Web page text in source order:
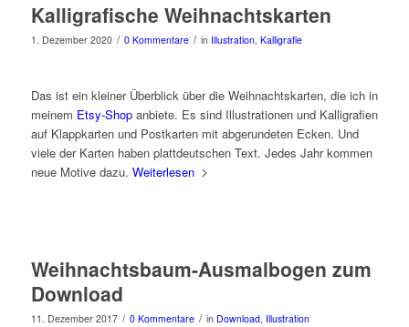
Kalligrafische Weihnachtskarten
1. Dezember 2020 / 0 Kommentare / in Illustration, Kalligrafie
Das ist ein kleiner Überblick über die Weihnachtskarten, die ich in
meinem Etsy-Shopanbiete. Es sind Illustrationen und Kalligrafien
auf Klappkarten und Postkarten mit abgerundeten Ecken. Und
viele der Karten haben plattdeutschen Text. Jedes Jahr kommen
neue Motive dazu. Weiterlesen
Weihnachtsbaum-Ausmalbogen zum
Download
11. Dezember 2017 / 0 Kommentare / in Download, Illustration